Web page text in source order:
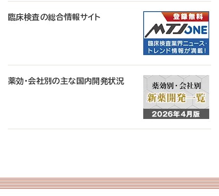
臨床検査の総合情報サイト
薬効・会社別の主な国内開発状況